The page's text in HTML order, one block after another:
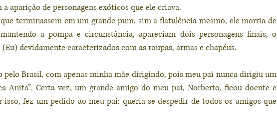
aparição de personagens exóticos que ele criava.
terminassem em um grande pum, sim a flatulência mesmo, ele morria de
a pompa e circunstância, apareciam dois personagens finais, o
devidamente caracterizados com as roupas, armas e chapéus.
Brasil, com apenas minha mãe dirigindo, pois meu pai nunca dirigiu um
Anita”. Certa vez, um grande amigo do meu pai, Norberto, ficou doente e
isso, fez um pedido ao meu pai: queria se despedir de todos os amigos que